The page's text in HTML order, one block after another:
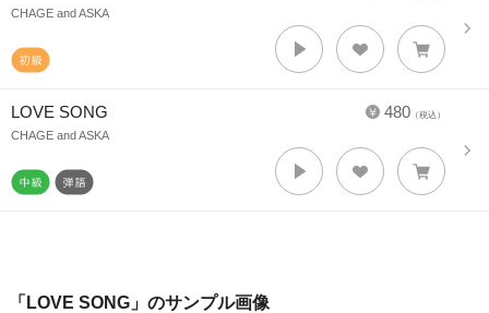
CHAGE and ASKA
480 （税込）
LOVE SONG
CHAGE and ASKA
「 LOVE SONG 」のサンプル画像